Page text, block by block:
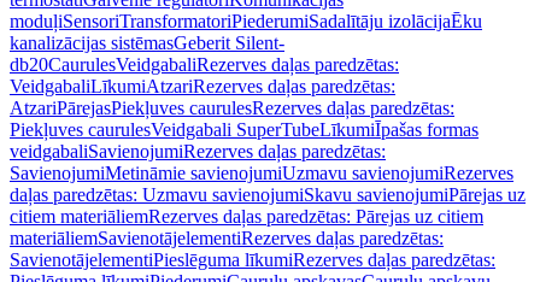
moduļiSensoriTransformatoriPiederumiSadalītāju izolācijaĒku
kanalizācijas sistēmasGeberit Silent-
db20CaurulesVeidgabaliRezerves daļas paredzētas:
VeidgabaliLīkumiAtzariRezerves daļas paredzētas:
AtzariPārejasPiekļuves caurulesRezerves daļas paredzētas:
Piekļuves caurulesVeidgabali SuperTubeLīkumiĪpašas formas
veidgabaliSavienojumiRezerves daļas paredzētas:
SavienojumiMetināmie savienojumiUzmavu savienojumiRezerves
daļas paredzētas: Uzmavu savienojumiSkavu savienojumiPārejas uz
citiem materiāliemRezerves daļas paredzētas: Pārejas uz citiem
materiāliemSavienotājelementiRezerves daļas paredzētas:
SavienotājelementiPieslēguma līkumiRezerves daļas paredzētas: